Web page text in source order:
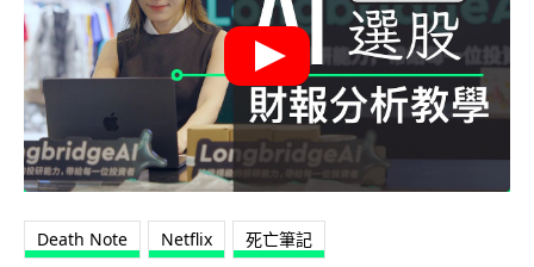
Death Note Netflix 死亡筆記